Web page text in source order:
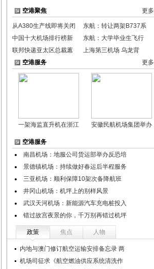
空港聚焦 更多
从A380生产线即将关闭
东航：转让两架B737系
中国十大机场排行榜新
东航：大学毕业生飞行
联邦快递亚太区总裁蕙
上海第三机场 乌龙背
空港服务
更多
一架海监直升机在浙江 安徽民航机场集团举办
空港服务
南昌机场：地服公司货运部举办反恐培
景德镇机场：持续做好春运后半程服务
三亚机场：顺利保障10架次备降航班
井冈山机场：机坪上的别样风景
武汉天河机场：新能源汽车充电桩投入
错过故宫夜景的你，千万别再错过机坪
政策 焦点 人物
内地与澳门修订航空运输安排备忘录 两
机场司征求《航空燃油供应系统清洗作